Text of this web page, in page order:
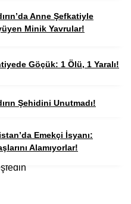
Anne Şefkatiyle
Minik Yavrular!
Göçük: 1 Ölü, 1 Yaralı!
Şehidini Unutmadı!
Emekçi İsyanı:
Alamıyorlar!